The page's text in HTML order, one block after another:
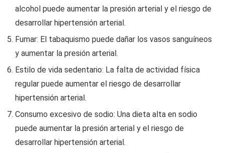
alcohol puede aumentar la presión arterial y el riesgo de
desarrollar hipertensión arterial.
Fumar: El tabaquismo puede dañar los vasos sanguíneos
y aumentar la presión arterial.
Estilo de vida sedentario: La falta de actividad física
regular puede aumentar el riesgo de desarrollar
hipertensión arterial.
Consumo excesivo de sodio: Una dieta alta en sodio
puede aumentar la presión arterial y el riesgo de
desarrollar hipertensión arterial.